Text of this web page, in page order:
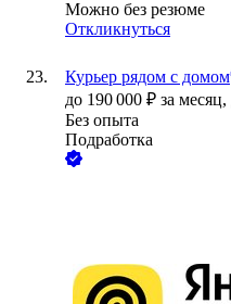
Можно без резюме
Откликнуться
Курьер рядом с домом
до 190 000 ₽ за месяц,
Без опыта
Подработка